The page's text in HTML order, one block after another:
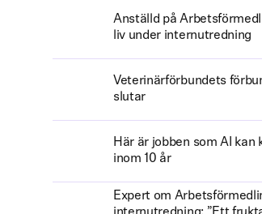
Anställd på
liv under internutredning
Veterinärförbundets
slutar
Här är jobben som AI kan
inom 10 år
Expert om